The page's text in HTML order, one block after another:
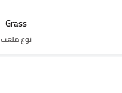
Grass
نوع ملعب